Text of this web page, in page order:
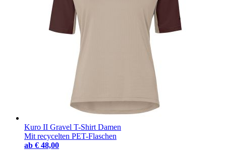
Kuro II Gravel T-Shirt Damen
Mit recycelten PET-Flaschen
ab € 48,00